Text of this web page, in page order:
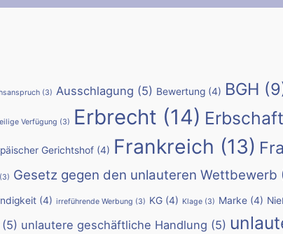
(3) Ausschlagung (5) Bewertung (4) BGH
Verfügung (3) Erbrecht (14)
Gerichtshof (4) Frankreich (13)
(3) Gesetz gegen den unlauteren Wettbewerb
(4) irreführende Werbung (3) KG (4) Klage (3) Marke (4)
(5) unlautere geschäftliche Handlung (5)